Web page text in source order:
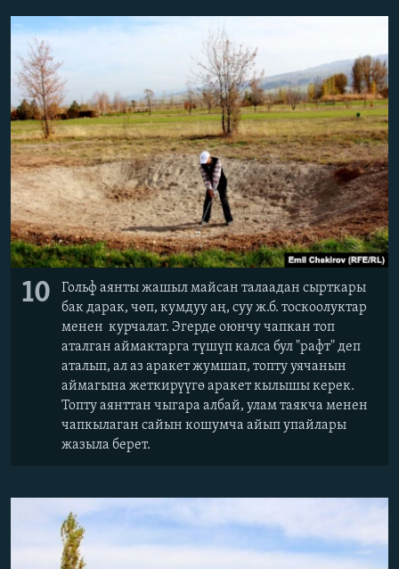
10
Гольф аянты жашыл майсан талаадан сырткары
бак дарак, чөп, кумдуу аң, суу ж.б. тоскоолуктар
менен курчалат. Эгерде оюнчу чапкан топ
аталган аймактарга түшүп калса бул "рафт" деп
аталып, ал аз аракет жумшап, топту уячанын
аймагына жеткирүүгө аракет кылышы керек.
Топту аянттан чыгара албай, улам таякча менен
чапкылаган сайын кошумча айып упайлары
жазыла берет.